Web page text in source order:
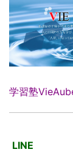
学習塾
LINE